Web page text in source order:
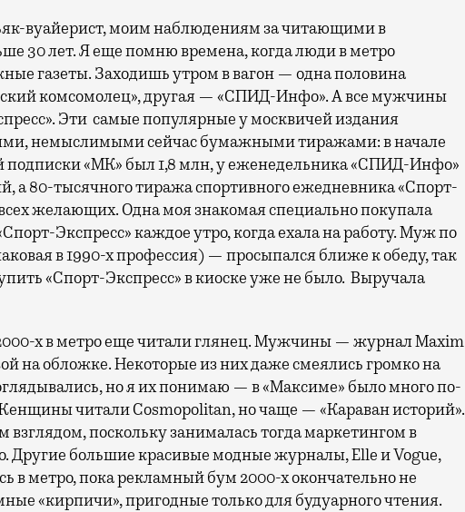
вуайерист, моим наблюдениям за читающими в
30 лет. Я еще помню времена, когда люди в метро
газеты. Заходишь утром в вагон — одна половина
комсомолец», другая — «СПИД-Инфо». А все мужчины
Эти самые популярные у москвичей издания
немыслимыми сейчас бумажными тиражами: в начале
подписки «МК» был 1,8 млн, у еженедельника «СПИД-Инфо»
80-тысячного тиража спортивного ежедневника «Спорт-
всех желающих. Одна моя знакомая специально покупала
Экспресс» каждое утро, когда ехала на работу. Муж по
в 1990-х профессия) — просыпался ближе к обеду, так
«Спорт-Экспресс» в киоске уже не было. Выручала
х в метро еще читали глянец. Мужчины — журнал Мaxim
на обложке. Некоторые из них даже смеялись громко на
но я их понимаю — в «Максиме» было много по-
читали Cosmopolitan, но чаще — «Караван историй».
поскольку занималась тогда маркетингом в
Другие большие красивые модные журналы, Elle и Vogue,
в метро, пока рекламный бум 2000-х окончательно не
«кирпичи», пригодные только для будуарного чтения.